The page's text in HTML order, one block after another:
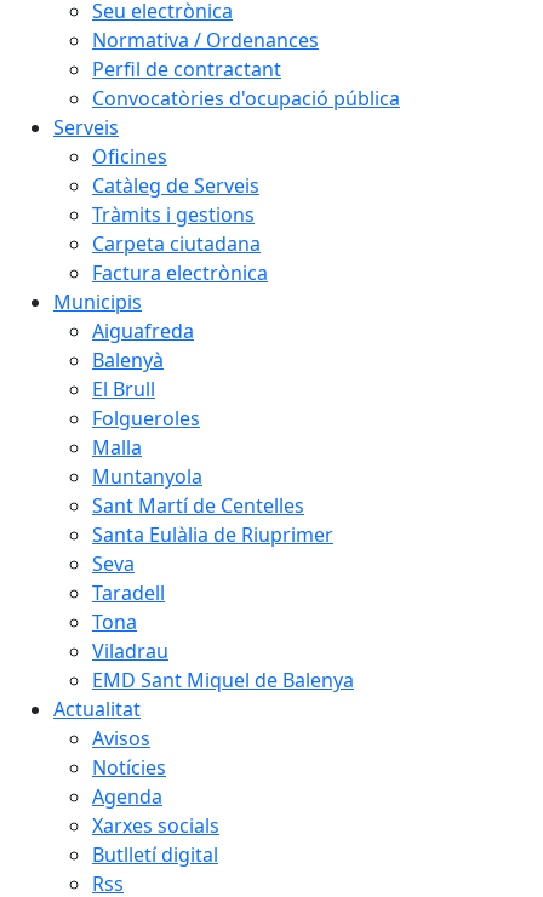
Seu electrònica
Normativa / Ordenances
Perfil de contractant
Convocatòries d'ocupació pública
Serveis
Oficines
Catàleg de Serveis
Tràmits i gestions
Carpeta ciutadana
Factura electrònica
Municipis
Aiguafreda
Balenyà
El Brull
Folgueroles
Malla
Muntanyola
Sant Martí de Centelles
Santa Eulàlia de Riuprimer
Seva
Taradell
Tona
Viladrau
EMD Sant Miquel de Balenya
Actualitat
Avisos
Notícies
Agenda
Xarxes socials
Butlletí digital
Rss